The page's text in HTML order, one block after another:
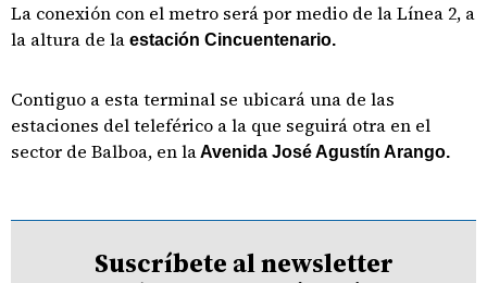
La conexión con el metro será por medio de la Línea 2, a
la altura de la estación Cincuentenario.
Contiguo a esta terminal se ubicará una de las
estaciones del teleférico a la que seguirá otra en el
sector de Balboa, en laAvenida José Agustín Arango.
Suscríbete al newsletter